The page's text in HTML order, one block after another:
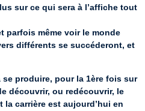
sur ce qui sera à l’affiche tout
parfois même voir le monde
différents se succéderont, et
produire, pour la 1ère fois sur
découvrir, ou redécouvrir, le
carrière est aujourd’hui en